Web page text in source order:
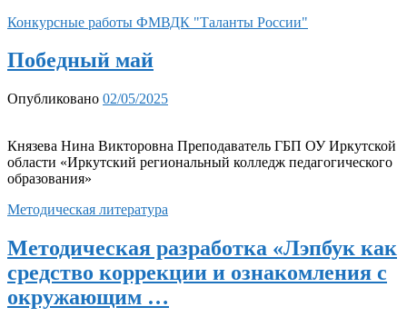
Конкурсные работы ФМВДК "Таланты России"
Победный май
Опубликовано 02/05/2025
Князева Нина Викторовна Преподаватель ГБП ОУ Иркутской
области «Иркутский региональный колледж педагогического
образования»
Методическая литература
Методическая разработка «Лэпбук как
средство коррекции и ознакомления с
окружающим …